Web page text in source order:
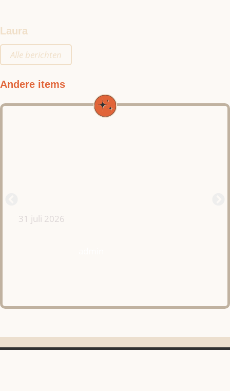
Laura
Alle berichten
Andere items
31 juli 2026